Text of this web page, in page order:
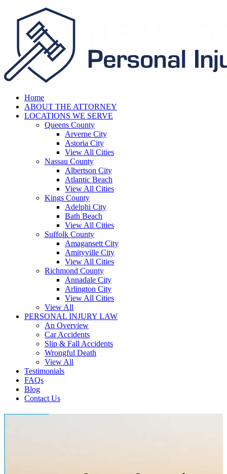
Home
ABOUT THE ATTORNEY
LOCATIONS WE SERVE
Queens County
Arverne City
Astoria City
View All Cities
Nassau County
Albertson City
Atlantic Beach
View All Cities
Kings County
Adelphi City
Bath Beach
View All Cities
Suffolk County
Amagansett City
Amityville City
View All Cities
Richmond County
Annadale City
Arlington City
View All Cities
View All
PERSONAL INJURY LAW
An Overview
Car Accidents
Slip & Fall Accidents
Wrongful Death
View All
Testimonials
FAQs
Blog
Contact Us